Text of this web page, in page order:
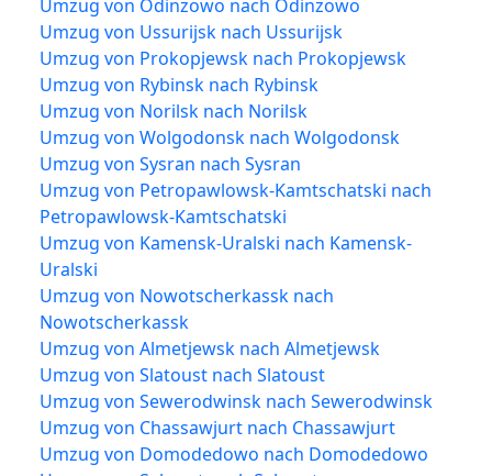
Umzug von Odinzowo nach Odinzowo
Umzug von Ussurijsk nach Ussurijsk
Umzug von Prokopjewsk nach Prokopjewsk
Umzug von Rybinsk nach Rybinsk
Umzug von Norilsk nach Norilsk
Umzug von Wolgodonsk nach Wolgodonsk
Umzug von Sysran nach Sysran
Umzug von Petropawlowsk-Kamtschatski nach
Petropawlowsk-Kamtschatski
Umzug von Kamensk-Uralski nach Kamensk-
Uralski
Umzug von Nowotscherkassk nach
Nowotscherkassk
Umzug von Almetjewsk nach Almetjewsk
Umzug von Slatoust nach Slatoust
Umzug von Sewerodwinsk nach Sewerodwinsk
Umzug von Chassawjurt nach Chassawjurt
Umzug von Domodedowo nach Domodedowo